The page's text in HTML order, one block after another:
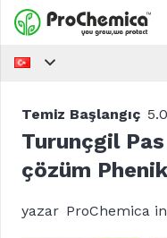
Temiz Başlangıç
Turunçgil
çözüm
yazar ProChemica